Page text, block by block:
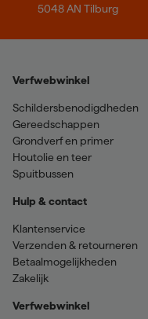
5048 AN Tilburg
Verfwebwinkel
Schildersbenodigdheden
Gereedschappen
Grondverf en primer
Houtolie en teer
Spuitbussen
Hulp & contact
Klantenservice
Verzenden & retourneren
Betaalmogelijkheden
Zakelijk
Verfwebwinkel